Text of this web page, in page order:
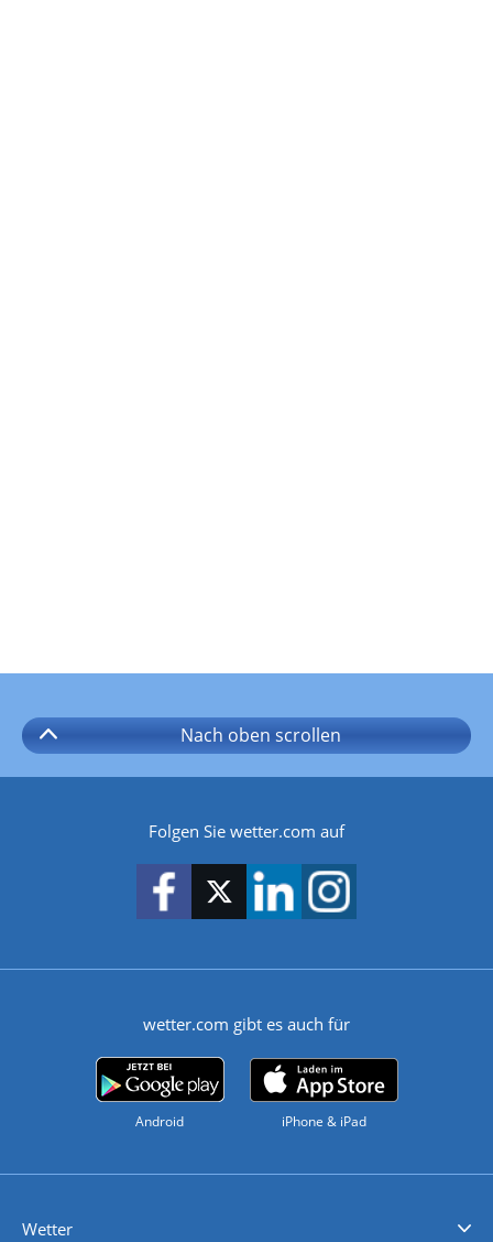
Nach oben scrollen
Folgen Sie wetter.com auf
wetter.com gibt es auch für
Android iPhone & iPad
Wetter